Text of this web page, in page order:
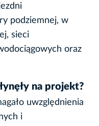
podziemnej, w
sieci
oraz
na projekt?
uwzględnienia
i